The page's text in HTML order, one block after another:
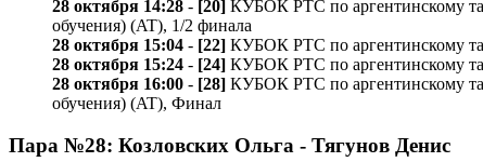
28 октября 14:28 - [20] КУБОК РТС по аргентинскому
обучения) (AT), 1/2 финала
28 октября 15:04 - [22] КУБОК РТС по аргентинскому
28 октября 15:24 - [24] КУБОК РТС по аргентинскому
28 октября 16:00 - [28] КУБОК РТС по аргентинскому
обучения) (AT), Финал
Пара №28: Козловских Ольга - Тягунов Денис